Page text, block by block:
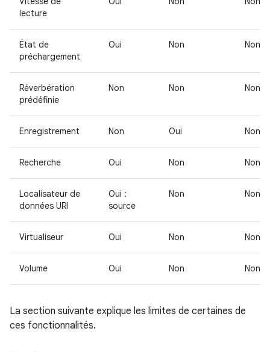
lecture
État de
préchargement
Oui Non Non
Réverbération
prédéfinie
Non Non Non
Enregistrement Non Oui Non
Recherche Oui Non Non
Localisateur de
données URI
Oui :
source
Non Non
Virtualiseur Oui Non Non
Volume Oui Non Non
La section suivante explique les limites de certaines de
ces fonctionnalités.